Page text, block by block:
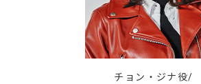
チョン・ジナ役/